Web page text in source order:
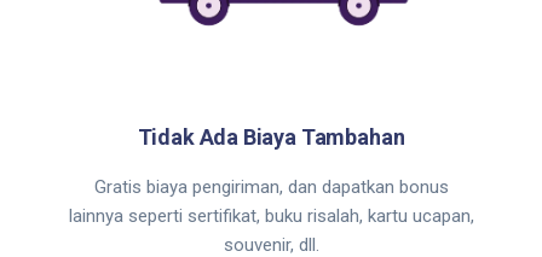
Tidak Ada Biaya Tambahan
Gratis biaya pengiriman, dan dapatkan bonus
lainnya seperti sertifikat, buku risalah, kartu ucapan,
souvenir, dll.